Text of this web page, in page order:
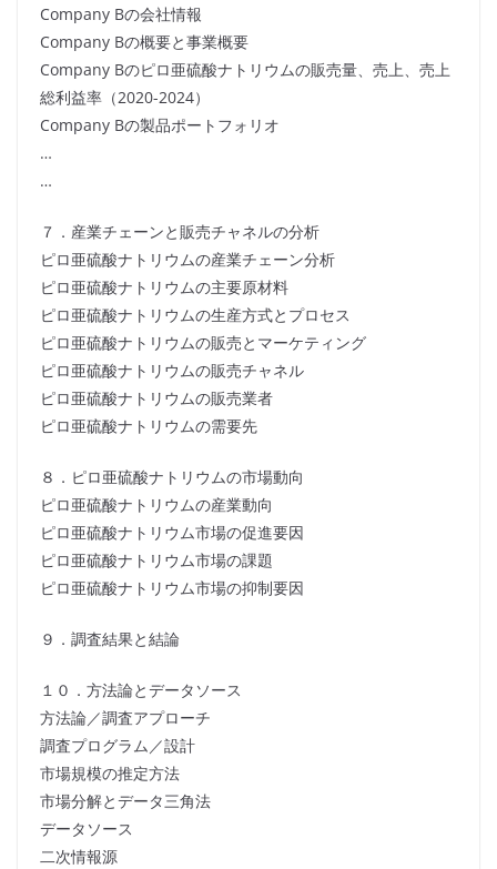
Company Bの会社情報
Company Bの概要と事業概要
Company Bのピロ亜硫酸ナトリウムの販売量、売上、売上
総利益率（2020-2024）
Company Bの製品ポートフォリオ
…
…
７．産業チェーンと販売チャネルの分析
ピロ亜硫酸ナトリウムの産業チェーン分析
ピロ亜硫酸ナトリウムの主要原材料
ピロ亜硫酸ナトリウムの生産方式とプロセス
ピロ亜硫酸ナトリウムの販売とマーケティング
ピロ亜硫酸ナトリウムの販売チャネル
ピロ亜硫酸ナトリウムの販売業者
ピロ亜硫酸ナトリウムの需要先
８．ピロ亜硫酸ナトリウムの市場動向
ピロ亜硫酸ナトリウムの産業動向
ピロ亜硫酸ナトリウム市場の促進要因
ピロ亜硫酸ナトリウム市場の課題
ピロ亜硫酸ナトリウム市場の抑制要因
９．調査結果と結論
１０．方法論とデータソース
方法論／調査アプローチ
調査プログラム／設計
市場規模の推定方法
市場分解とデータ三角法
データソース
二次情報源